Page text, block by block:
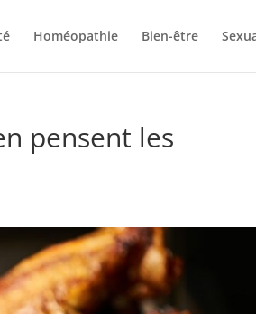
Homéopathie Bien-être
pensent les